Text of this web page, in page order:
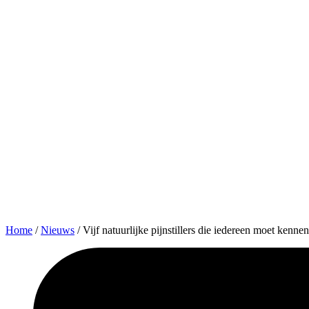
Home /Nieuws /Vijf natuurlijke pijnstillers die iedereen moet